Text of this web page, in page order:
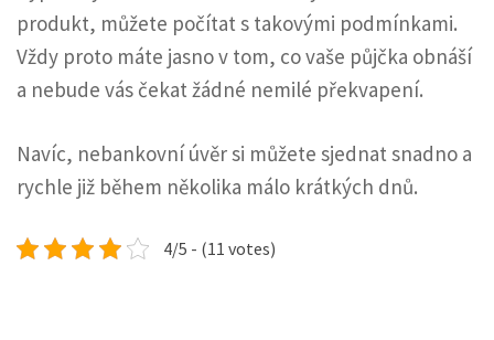
produkt, můžete počítat s takovými podmínkami.
Vždy proto máte jasno v tom, co vaše půjčka obnáší
a nebude vás čekat žádné nemilé překvapení.
Navíc, nebankovní úvěr si můžete sjednat snadno a
rychle již během několika málo krátkých dnů.
4/5 - (11 votes)